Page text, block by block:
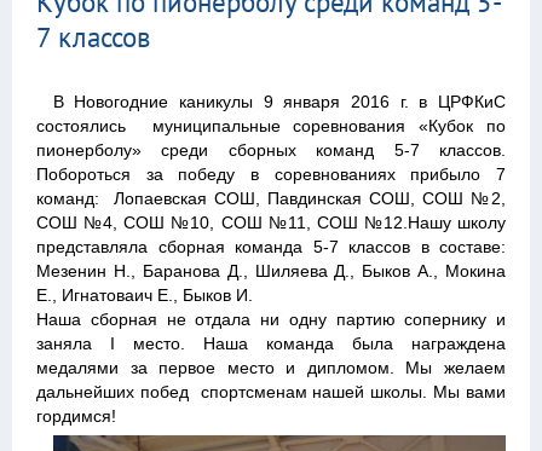
7 классов
В Новогодние каникулы 9 января 2016 г. в ЦРФКиС
состоялись муниципальные соревнования «Кубок по
пионерболу» среди сборных команд 5-7 классов.
Побороться за победу в соревнованиях прибыло 7
команд: Лопаевская СОШ, Павдинская СОШ, СОШ №2,
СОШ №4, СОШ №10, СОШ №11, СОШ №12.Нашу школу
представляла сборная команда 5-7 классов в составе:
Мезенин Н., Баранова Д., Шиляева Д., Быков А., Мокина
Е., Игнатоваич Е., Быков И.
Наша сборная не отдала ни одну партию сопернику и
заняла I место. Наша команда была награждена
медалями за первое место и дипломом. Мы желаем
дальнейших побед спортсменам нашей школы. Мы вами
гордимся!